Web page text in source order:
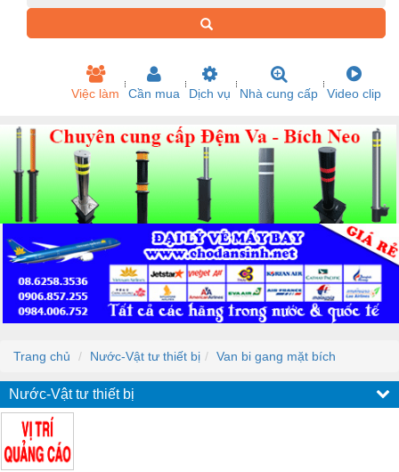
Việc làm Cần mua Dịch vụ Nhà cung cấp Video clip
Trang chủ Nước-Vật tư thiết bị Van bi gang mặt bích
Nước-Vật tư thiết bị